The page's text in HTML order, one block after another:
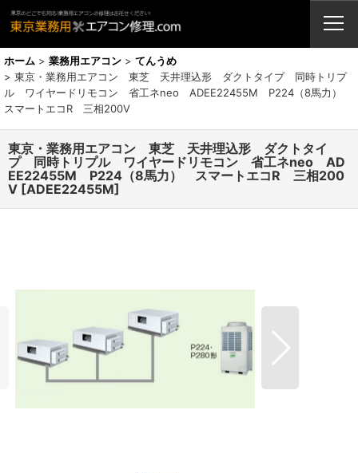
城）
ホーム > 業務用エアコン > てんうめ
> 東京・業務用エアコン 東芝 天井理込形 ダクトタイプ 同時トリプ
ル ワイヤードリモコン 省工ネneo ADEE22455M P224（8馬力）
スマートエコR 三相200V
東京・業務用エアコン 東芝 天井理込形 ダクトタイ
プ 同時トリプル ワイヤードリモコン 省工ネneo AD
EE22455M P224（8馬力） スマートエコR 三相200
V [ADEE22455M]